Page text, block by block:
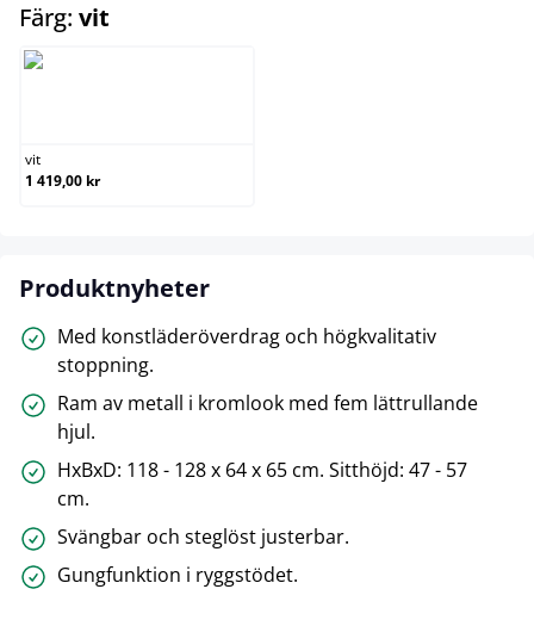
Färg: vit
vit
1 419,00 kr
Produktnyheter
Med konstläderöverdrag och högkvalitativ
stoppning.
Ram av metall i kromlook med fem lättrullande
hjul.
HxBxD: 118 - 128 x 64 x 65 cm. Sitthöjd: 47 - 57
cm.
Svängbar och steglöst justerbar.
Gungfunktion i ryggstödet.